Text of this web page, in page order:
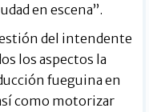
en escena”.
del intendente
los aspectos la
fueguina en
como motorizar